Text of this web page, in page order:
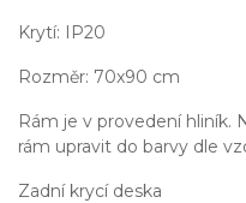
Krytí: IP20
Rozměr: 70x90 cm
Rám je v provedení hliník.
rám upravit do barvy dle
Zadní krycí deska